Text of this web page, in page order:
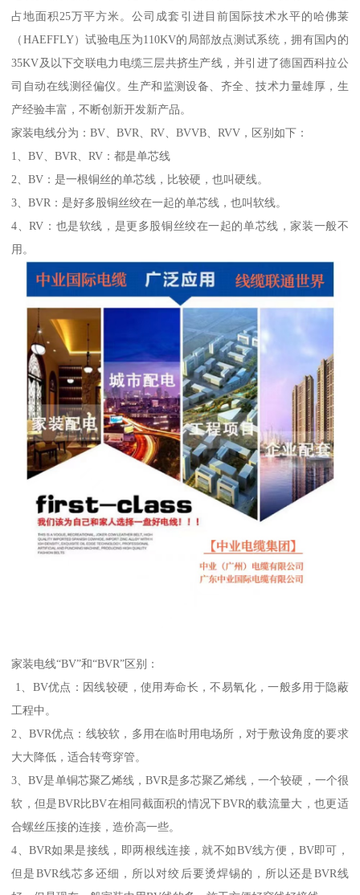
占地面积25万平方米。公司成套引进目前国际技术水平的哈佛莱
（HAEFFLY）试验电压为110KV的局部放点测试系统，拥有国内的
35KV及以下交联电力电缆三层共挤生产线，并引进了德国西科拉公
司自动在线测径偏仪。生产和监测设备、齐全、技术力量雄厚，生
产经验丰富，不断创新开发新产品。
家装电线分为：BV、BVR、RV、BVVB、RVV，区别如下：
1、BV、BVR、RV：都是单芯线
2、BV：是一根铜丝的单芯线，比较硬，也叫硬线。
3、BVR：是好多股铜丝绞在一起的单芯线，也叫软线。
4、RV：也是软线，是更多股铜丝绞在一起的单芯线，家装一般不
用。
家装电线“BV”和“BVR”区别：
1、BV优点：因线较硬，使用寿命长，不易氧化，一般多用于隐蔽
工程中。
2、BVR优点：线较软，多用在临时用电场所，对于敷设角度的要求
大大降低，适合转弯穿管。
3、BV是单铜芯聚乙烯线，BVR是多芯聚乙烯线，一个较硬，一个很
软，但是BVR比BV在相同截面积的情况下BVR的载流量大，也更适
合螺丝压接的连接，造价高一些。
4、BVR如果是接线，即两根线连接，就不如BV线方便，BV即可，
但是BVR线芯多还细，所以对绞后要烫焊锡的，所以还是BVR线